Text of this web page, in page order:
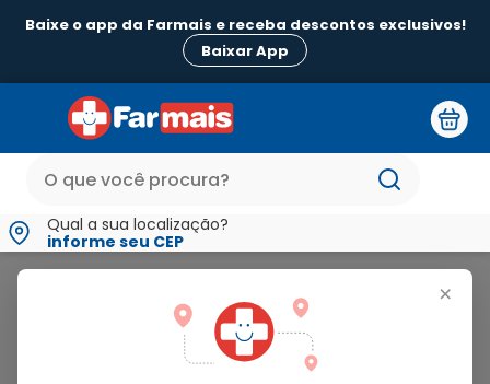
Baixe o app da Farmais e receba descontos exclusivos!
Baixar App
Qual a sua localização?
informe seu CEP
+